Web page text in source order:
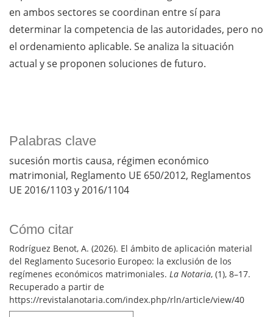
Palabras clave
sucesión mortis causa régimen económico
matrimonial Reglamento UE 650/2012 Reglamentos
UE 2016/1103 y 2016/1104
Cómo citar
Rodríguez Benot, A. (2026). El ámbito de aplicación material
del Reglamento Sucesorio Europeo: la exclusión de los
regímenes económicos matrimoniales. La Notaria, (1), 8–17.
Recuperado a partir de
https://revistalanotaria.com/index.php/rln/article/view/40
en ambos sectores se coordinan entre sí para
determinar la competencia de las autoridades, pero no
el ordenamiento aplicable. Se analiza la situación
actual y se proponen soluciones de futuro.